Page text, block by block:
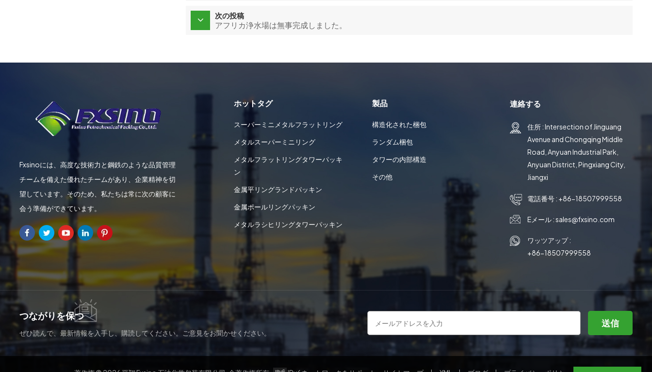
次の投稿
アフリカ浄水場は無事完成しました。
Fxsinoには、高度な技術力と鋼鉄のような品質管理
チームを備えた優れたチームがあり、企業精神を切
望しています。そのため、私たちは常に次の顧客に
会う準備ができています。
ホットタグ
スーパーミニメタルフラットリング
メタルスーパーミニリング
メタルフラットリングタワーパッキ
ン
金属平リングランドパッキン
金属ポールリングパッキン
メタルラシヒリングタワーパッキン
製品
構造化された梱包
ランダム梱包
タワーの内部構造
その他
連絡する
住所 : Intersection of Jinguang
Avenue and Chongqing Middle
Road, Anyuan Industrial Park,
Anyuan District, Pingxiang City,
Jiangxi
電話番号 : +86-18507999558
Eメール :sales@fxsino.com
ワッツアップ :
+86-18507999558
つながりを保つ
ぜひ読んで、最新情報を入手し、購読してください。ご意見をお聞かせください。
送信